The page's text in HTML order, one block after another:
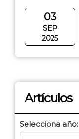
03
SEP
2025
Artículos
Selecciona año: